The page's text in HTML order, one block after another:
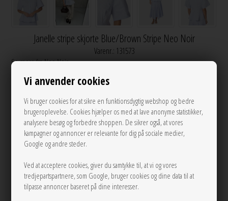
Vi anvender cookies
Vi bruger cookies for at sikre en funktionsdygtig webshop og bedre
brugeroplevelse. Cookies hjælper os med at lave anonyme statistikker,
analysere besøg og forbedre shoppen. De sikrer også, at vores
kampagner og annoncer er relevante for dig på sociale medier,
Google og andre steder.
Ved at acceptere cookies, giver du samtykke til, at vi og vores
tredjepartspartnere, som Google, bruger cookies og dine data til at
tilpasse annoncer baseret på dine interesser.
Janelle stripe skjorte Blue/Brown Stripe Neo Noir
Varenr.: 131573
Se mere fra Neo Noir
500,00 DKK
38
LÆG I KURVEN
Tilføj til Ønskeskyen